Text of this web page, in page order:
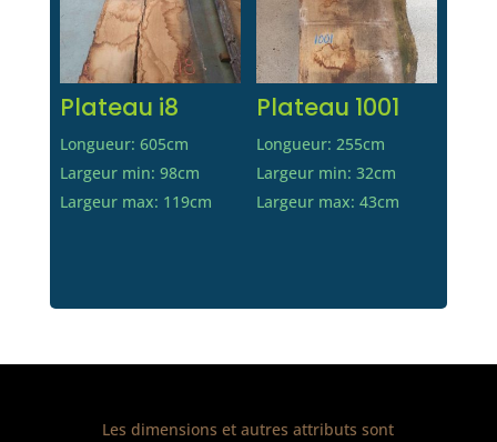
Plateau i8
Longueur: 605cm
Largeur min: 98cm
Largeur max: 119cm
Plateau 1001
Longueur: 255cm
Largeur min: 32cm
Largeur max: 43cm
Les dimensions et autres attributs sont